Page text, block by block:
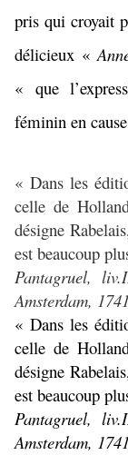
pris qui croyait
délicieux «
« que
féminin en
« Dans les
celle de
désigne
est beaucoup
Pantagruel,
Amsterdam, 1741
« Dans les
celle de
désigne
est beaucoup
Pantagruel,
Amsterdam, 1741